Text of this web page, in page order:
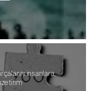
insanlara,